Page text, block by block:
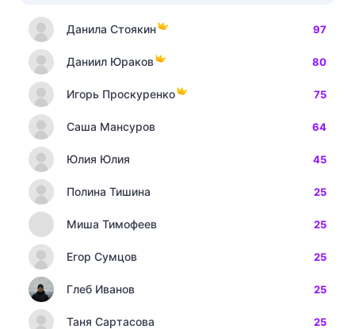
Данила Стоякин 97
Даниил Юраков 80
Игорь Проскуренко 75
Саша Мансуров 64
Юлия Юлия 45
Полина Тишина 25
Миша Тимофеев 25
Егор Сумцов 25
Глеб Иванов 25
Таня Сартасова 25